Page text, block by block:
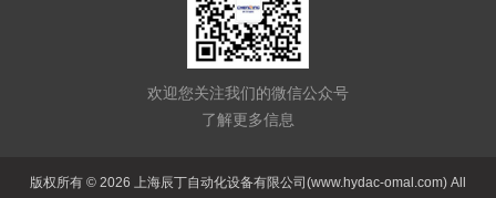
欢迎您关注我们的微信公众号
了解更多信息
版权所有 © 2026 上海辰丁自动化设备有限公司(www.hydac-omal.com) All